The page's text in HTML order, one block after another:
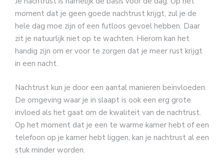
moment dat je geen goede nachtrust krijgt, zul je de
hele dag moe zijn of een futloos gevoel hebben. Daar
zit je natuurlijk niet op te wachten. Hierom kan het
handig zijn om er voor te zorgen dat je meer rust krijgt
in een nacht.
Nachtrust kun je door een aantal manieren beïnvloeden.
De omgeving waar je in slaapt is ook een erg grote
invloed als het gaat om de kwaliteit van de nachtrust.
Op het moment dat je een te warme kamer hebt of een
telefoon op je kamer hebt liggen, kan je nachtrust al een
stuk minder worden.